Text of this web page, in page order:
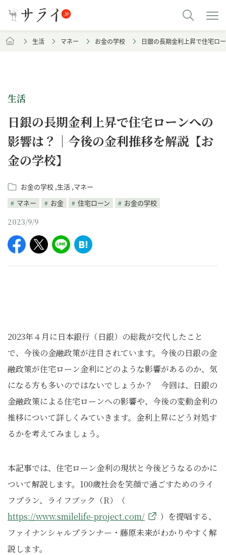
生活 マネー お金の学校 日銀の長期金利上昇で住宅ロ
生活
日銀の長期金利上昇で住宅ローンへの
影響は？｜今後の金利推移を解説【お
金の学校】
お金の学校 生活 マネー
マネー
お金 住宅ローン お金の学校
2023/9/9
2023年４月に日本銀行（日銀）の総裁が交代したこと
で、今後の金融政策が注目されています。今後の日銀の金
融政策が住宅ローン金利にどのような影響があるのか、気
になる方も多いのではないでしょうか？ 今回は、日銀の
金融政策による住宅ローンへの影響や、今後の変動金利の
推移について詳しくみていきます。金利上昇にどう対処す
るかを考えてみましょう。
本記事では、住宅ローン金利の現状と今後どうなるのかに
ついて解説します。100歳社会を笑顔で過ごすためのライ
フプラン、ライフブック（R）（
https://www.smilelife-project.com/
）を提唱する、
ファイナンシャルプランナー・藤原未来がわかりやすく解
説します。